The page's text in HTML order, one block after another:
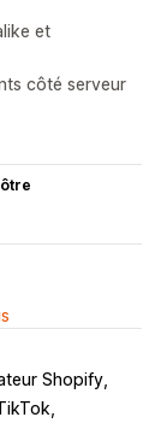
et
côté serveur
Shopify